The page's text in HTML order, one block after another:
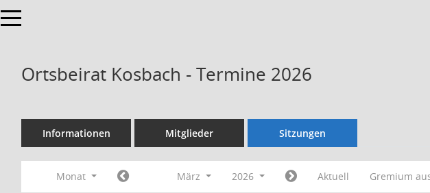
Toggle navigation
Ortsbeirat Kosbach - Termine 2026
Informationen Mitglieder Sitzungen
Monat März 2026 Aktuell Gremium